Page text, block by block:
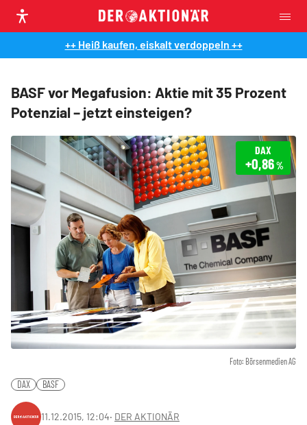
++ Heiß kaufen, eiskalt verdoppeln ++
BASF vor Megafusion: Aktie mit 35 Prozent
Potenzial – jetzt einsteigen?
Foto: Börsenmedien AG
DAX
+0,86%
DAX BASF
11.12.2015, 12:04‧ DER AKTIONÄR